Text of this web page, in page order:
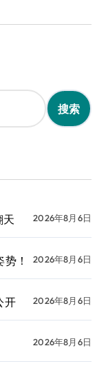
天 2026年8月6日
！ 2026年8月6日
开 2026年8月6日
2026年8月6日